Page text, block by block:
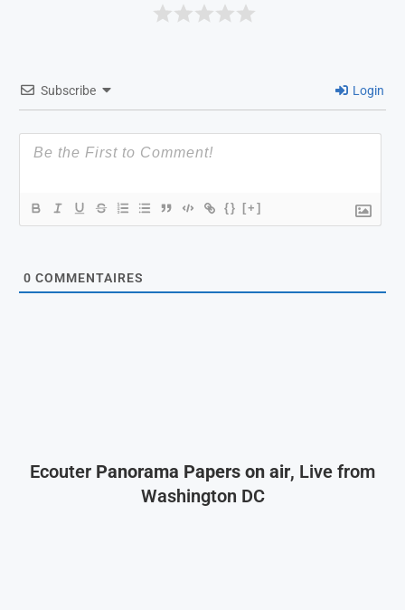
Subscribe Login
{} [+]
0 COMMENTAIRES
Ecouter Panorama Papers on air, Live from
Washington DC